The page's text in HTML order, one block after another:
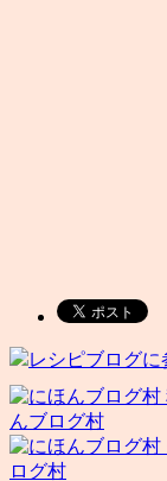
レシピブログに
んブログ村
ログ村